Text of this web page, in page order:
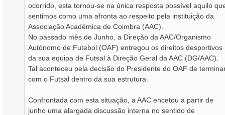
ocorrido, esta tornou-se na única resposta possível aquilo
sentimos como uma afronta ao respeito pela instituição da
Associação Académica de Coimbra (AAC).
No passado mês de Junho, a Direção da AAC/Organismo
Autónomo de Futebol (OAF) entregou os direitos desportivos
da sua equipa de Futsal à Direção Geral da AAC (DG/AAC).
Tal aconteceu pela decisão do Presidente do OAF de
com o Futsal dentro da sua estrutura.
Confrontada com esta situação, a AAC encetou a partir de
junho uma alargada discussão interna no sentido de